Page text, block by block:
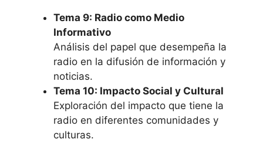
Tema 9: Radio como Medio
Informativo
Análisis del papel que desempeña la
radio en la difusión de información y
noticias.
Tema 10: Impacto Social y Cultural
Exploración del impacto que tiene la
radio en diferentes comunidades y
culturas.